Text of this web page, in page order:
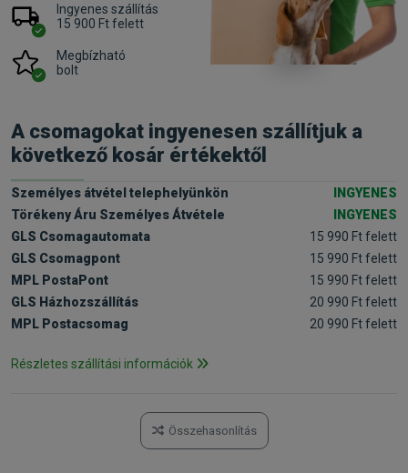
Ingyenes szállítás
15 900 Ft felett
Megbízható
bolt
A csomagokat ingyenesen szállítjuk a
következő kosár értékektől
Személyes átvétel telephelyünkön
INGYENES
Törékeny Áru Személyes Átvétele
INGYENES
GLS Csomagautomata
15 990 Ft felett
GLS Csomagpont
15 990 Ft felett
MPL PostaPont
15 990 Ft felett
GLS Házhozszállítás
20 990 Ft felett
MPL Postacsomag
20 990 Ft felett
Részletes szállítási információk
Összehasonlítás